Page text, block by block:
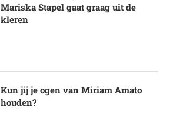
Mariska Stapel gaat graag uit de
kleren
Kun jij je ogen van Miriam Amato
houden?